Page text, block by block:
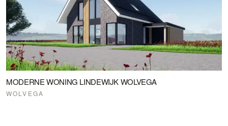
MODERNE WONING LINDEWIJK WOLVEGA
WOLVEGA